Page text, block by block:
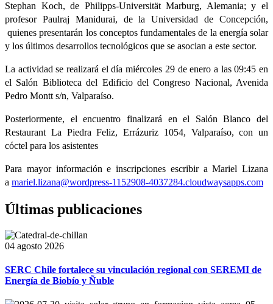
Stephan Koch, de Philipps-Universität Marburg, Alemania; y el
profesor Paulraj Manidurai, de la Universidad de Concepción,
quienes presentarán los conceptos fundamentales de la energía solar
y los últimos desarrollos tecnológicos que se asocian a este sector.
La actividad se realizará el día miércoles 29 de enero a las 09:45 en
el Salón Biblioteca del Edificio del Congreso Nacional, Avenida
Pedro Montt s/n, Valparaíso.
Posteriormente, el encuentro finalizará en el Salón Blanco del
Restaurant La Piedra Feliz, Errázuriz 1054, Valparaíso, con un
cóctel para los asistentes
Para mayor información e inscripciones escribir a Mariel Lizana
a mariel.lizana@wordpress-1152908-4037284.cloudwaysapps.com
Últimas publicaciones
04 agosto 2026
SERC Chile fortalece su vinculación regional con SEREMI de
Energía de Biobío y Ñuble